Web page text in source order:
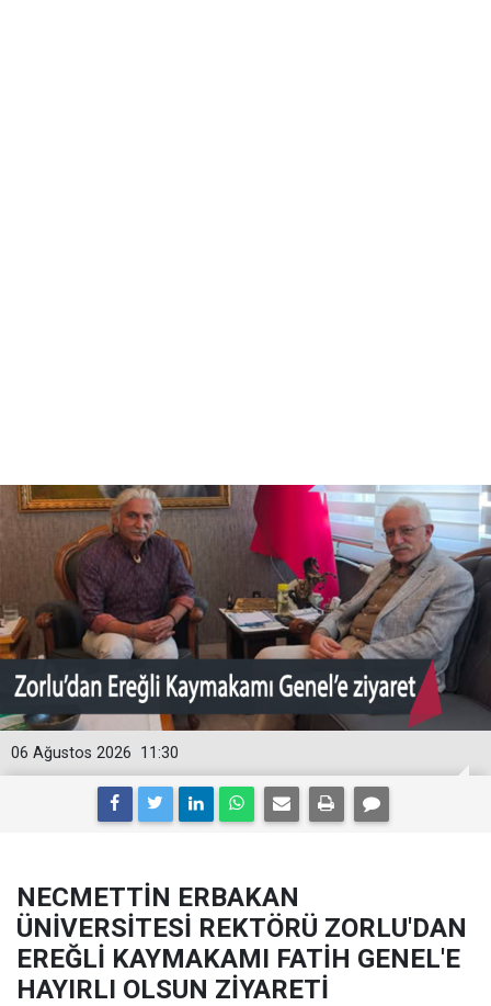
11:30
06 Ağustos 2026
NECMETTİN ERBAKAN
ÜNİVERSİTESİ REKTÖRÜ ZORLU'DAN
EREĞLİ KAYMAKAMI FATİH GENEL'E
HAYIRLI OLSUN ZİYARETİ